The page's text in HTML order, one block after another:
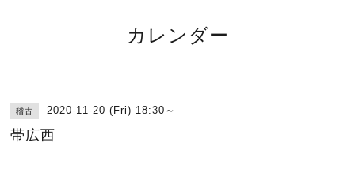
カレンダー
稽古 2020-11-20 (Fri) 18:30～
帯広西